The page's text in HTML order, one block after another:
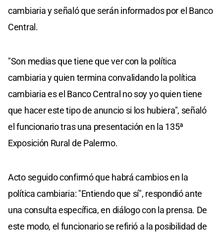
cambiaria y señaló que serán informados por el Banco
Central.
"Son medias que tiene que ver con la política
cambiaria y quien termina convalidando la política
cambiaria es el Banco Central no soy yo quien tiene
que hacer este tipo de anuncio si los hubiera", señaló
el funcionario tras una presentación en la 135ª
Exposición Rural de Palermo.
Acto seguido confirmó que habrá cambios en la
política cambiaria: "Entiendo que sí", respondió ante
una consulta específica, en diálogo con la prensa. De
este modo, el funcionario se refirió a la posibilidad de